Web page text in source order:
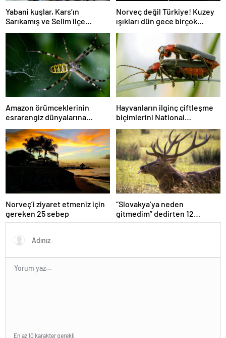
Yabani kuşlar, Kars’ın
Sarıkamış ve Selim ilçe
merkezlerinde bile özgürce
dolaşıyor
Norveç değil Türkiye! Kuzey
ışıkları dün gece birçok
kentimizde görüldü
Amazon örümceklerinin
esrarengiz dünyalarına
gitmeye hazır olun.
Hayvanların ilginç çiftleşme
biçimlerini National
Geographic görüntüledi.
Norveç’i ziyaret etmeniz için
gereken 25 sebep
“Slovakya’ya neden
gitmedim” dedirten 12
fotoğraf
En az 10 karakter gerekli